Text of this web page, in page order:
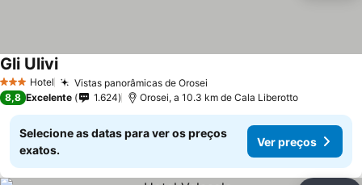
3 EstrelasHotel Vistas panorâmicas de Orosei
Gli Ulivi
8,8 Excelente 1.624 Orosei, a 10.3 km de Cala Liberotto
Selecione as datas para ver os preços
exatos.
Ver preços